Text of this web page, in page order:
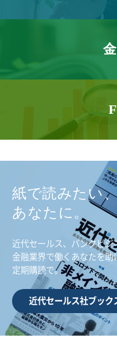
紙で読みたい
あなたに。
近代セールス、バンクビジ
金融業界で働くあなたを助
定期購読で。
近代セールス社ブック